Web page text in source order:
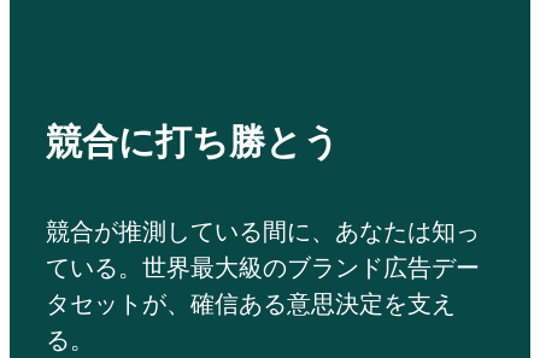
競合に打ち勝とう
競合が推測している間に、あなたは知っ
ている。世界最大級のブランド広告デー
タセットが、確信ある意思決定を支え
る。